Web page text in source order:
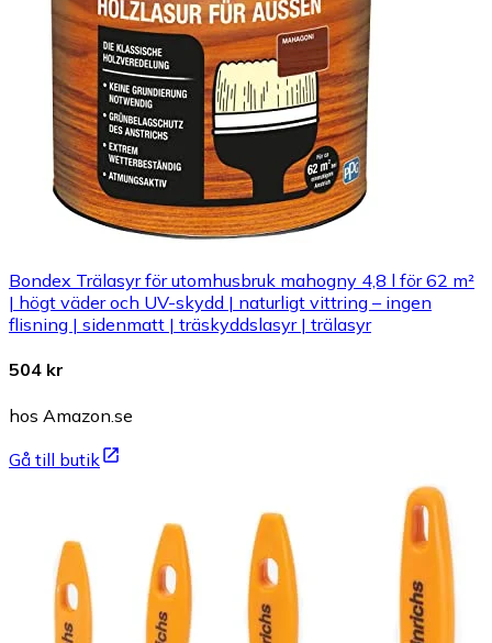
Bondex Trälasyr för utomhusbruk mahogny 4,8 l för 62 m²
| högt väder och UV-skydd | naturligt vittring – ingen
flisning | sidenmatt | träskyddslasyr | trälasyr
504 kr
hos Amazon.se
Gå till butik